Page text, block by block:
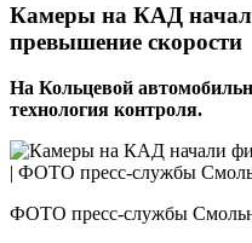
Камеры на КАД
превышение скорости
На Кольцевой
технология контроля.
ФОТО пресс-службы